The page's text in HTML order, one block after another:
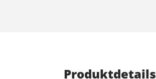
Produktdetails